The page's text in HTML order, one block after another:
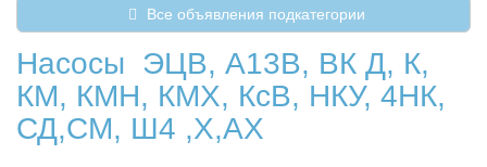
Все объявления подкатегории
Насосы ЭЦВ, А13В, ВК Д, К,
КМ, КМН, КМХ, КсВ, НКУ, 4НК,
СД,СМ, Ш4 ,Х,АХ